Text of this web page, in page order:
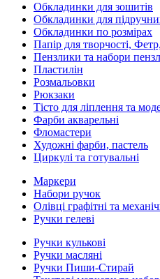
Обкладинки для зошитів
Обкладинки для
Обкладинки по розмірах
Папір для творчості,
Пензлики та набори
Пластилін
Розмальовки
Рюкзаки
Тісто для ліплення та
Фарби акварельні
Фломастери
Художні фарби, пастель
Циркулі та готувальні
Маркери
Набори ручок
Олівці графітні та
Ручки гелеві
Ручки кулькові
Ручки масляні
Ручки Пиши-Стирай